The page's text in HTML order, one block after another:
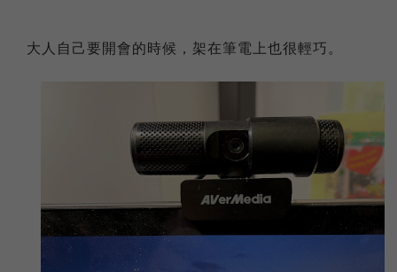
大人自己要開會的時候，架在筆電上也很輕巧。